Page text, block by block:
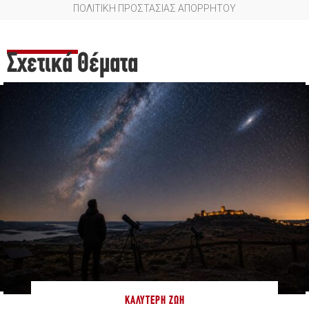
ΠΟΛΙΤΙΚΗ ΠΡΟΣΤΑΣΙΑΣ ΑΠΟΡΡΗΤΟΥ
Σχετικά Θέματα
ΚΑΛΎΤΕΡΗ ΖΩΉ